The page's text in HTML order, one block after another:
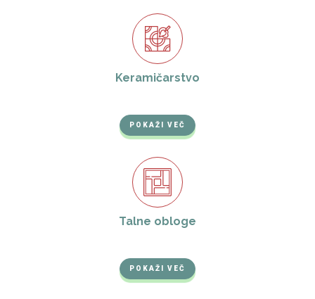
Keramičarstvo
POKAŽI VEČ
Talne obloge
POKAŽI VEČ